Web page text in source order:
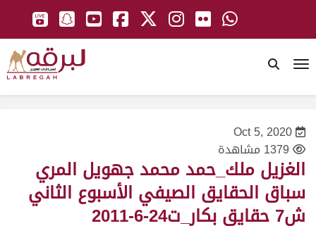
Oct 5, 2020
1379 مشاهدة
الغزيل ملك_حمد محمد جهويل المري
سباق الحقايق الصيفي الأسبوع الثاني
ش7 حقايق بكار_ت24-6-2011